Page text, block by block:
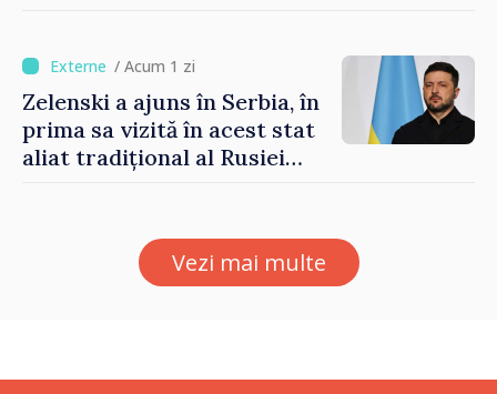
/ Acum 1 zi
Zelenski a ajuns în Serbia, în
prima sa vizită în acest stat
aliat tradițional al Rusiei
Vezi mai multe